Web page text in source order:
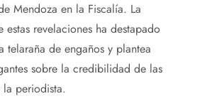
Mendoza en la Fiscalía. La
estas revelaciones ha destapado
telaraña de engaños y plantea
sobre la credibilidad de las
periodista.